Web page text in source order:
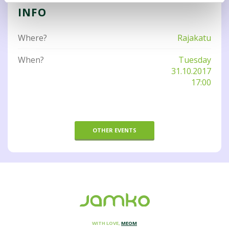
INFO
Where?
Rajakatu
When?
Tuesday
31.10.2017
17:00
OTHER EVENTS
WITH LOVE, MEOM